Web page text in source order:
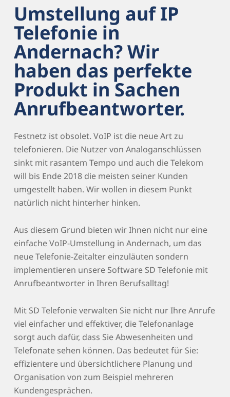
Umstellung auf IP
Telefonie in
Andernach? Wir
haben das perfekte
Produkt in Sachen
Anrufbeantworter.
Festnetz ist obsolet. VoIP ist die neue Art zu
telefonieren. Die Nutzer von Analoganschlüssen
sinkt mit rasantem Tempo und auch die Telekom
will bis Ende 2018 die meisten seiner Kunden
umgestellt haben. Wir wollen in diesem Punkt
natürlich nicht hinterher hinken.
Aus diesem Grund bieten wir Ihnen nicht nur eine
einfache VoIP-Umstellung in Andernach, um das
neue Telefonie-Zeitalter einzuläuten sondern
implementieren unsere Software SD Telefonie mit
Anrufbeantworter in Ihren Berufsalltag!
Mit SD Telefonie verwalten Sie nicht nur Ihre Anrufe
viel einfacher und effektiver, die Telefonanlage
sorgt auch dafür, dass Sie Abwesenheiten und
Telefonate sehen können. Das bedeutet für Sie:
effizientere und übersichtlichere Planung und
Organisation von zum Beispiel mehreren
Kundengesprächen.